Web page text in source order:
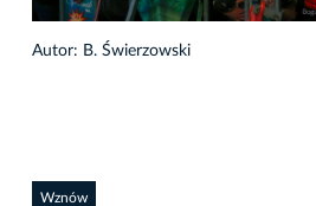
Autor: B. Świerzowski
Wznów